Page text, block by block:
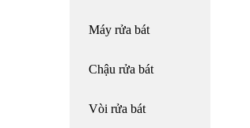
Máy rửa bát
Chậu rửa bát
Vòi rửa bát